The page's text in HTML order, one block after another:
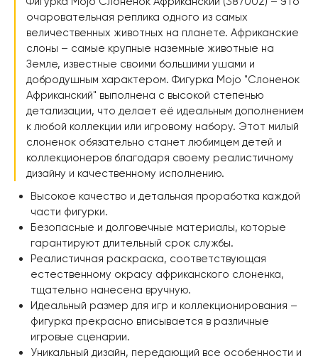
очаровательная реплика одного из самых
величественных животных на планете. Африканские
слоны – самые крупные наземные животные на
Земле, известные своими большими ушами и
добродушным характером. Фигурка Mojo "Слоненок
Африканский" выполнена с высокой степенью
детализации, что делает её идеальным дополнением
к любой коллекции или игровому набору. Этот милый
слоненок обязательно станет любимцем детей и
коллекционеров благодаря своему реалистичному
дизайну и качественному исполнению.
Высокое качество и детальная проработка каждой
части фигурки.
Безопасные и долговечные материалы, которые
гарантируют длительный срок службы.
Реалистичная раскраска, соответствующая
естественному окрасу африканского слоненка,
тщательно нанесена вручную.
Идеальный размер для игр и коллекционирования –
фигурка прекрасно вписывается в различные
игровые сценарии.
Уникальный дизайн, передающий все особенности и